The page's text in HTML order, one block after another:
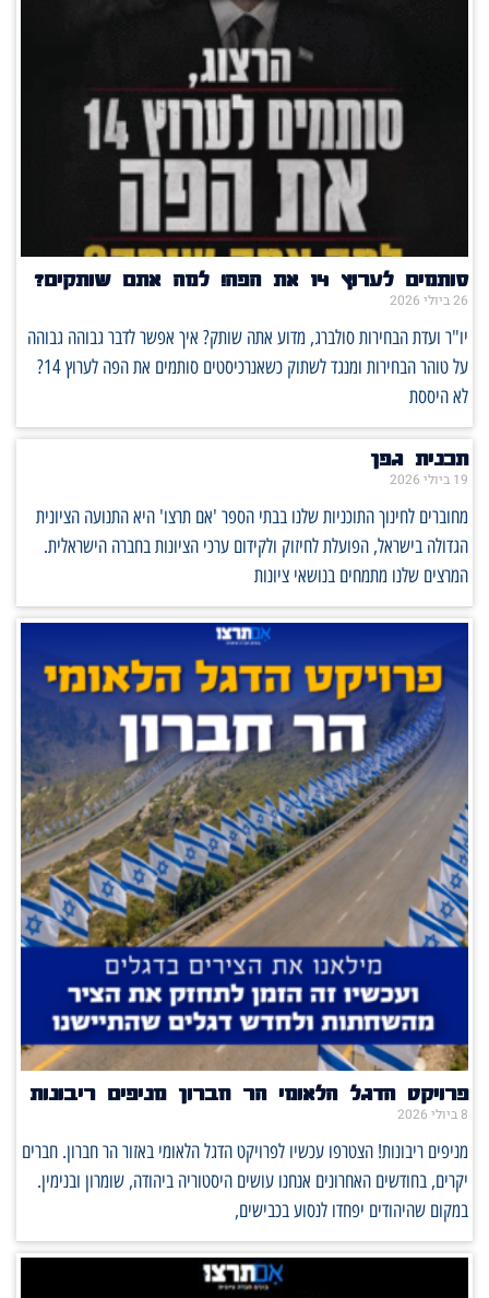
סותמים לערוץ 14 את הפה! למה אתם שותקים?
26 ביולי 2026
יו"ר ועדת הבחירות סולברג, מדוע אתה שותק? איך אפשר לדבר גבוהה גבוהה
על טוהר הבחירות ומנגד לשתוק כשאנרכיסטים סותמים את הפה לערוץ 14?
לא היססת
תכנית גפן
19 ביולי 2026
מחוברים לחינוך התוכניות שלנו בבתי הספר 'אם תרצו' היא התנועה הציונית
הגדולה בישראל, הפועלת לחיזוק ולקידום ערכי הציונות בחברה הישראלית.
המרצים שלנו מתמחים בנושאי ציונות
פרויקט הדגל הלאומי הר חברון מניפים ריבונות
8 ביולי 2026
מניפים ריבונות! הצטרפו עכשיו לפרויקט הדגל הלאומי באזור הר חברון. חברים
יקרים, בחודשים האחרונים אנחנו עושים היסטוריה ביהודה, שומרון ובנימין.
במקום שהיהודים יפחדו לנסוע בכבישים,